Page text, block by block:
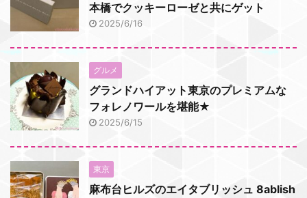
本橋でクッキーローゼと共にゲット
2025/6/16
グルメ
グランドハイアット東京のプレミアムな
フォレノワールを堪能★
2025/6/15
東京
麻布台ヒルズのエイタブリッシュ 8ablish